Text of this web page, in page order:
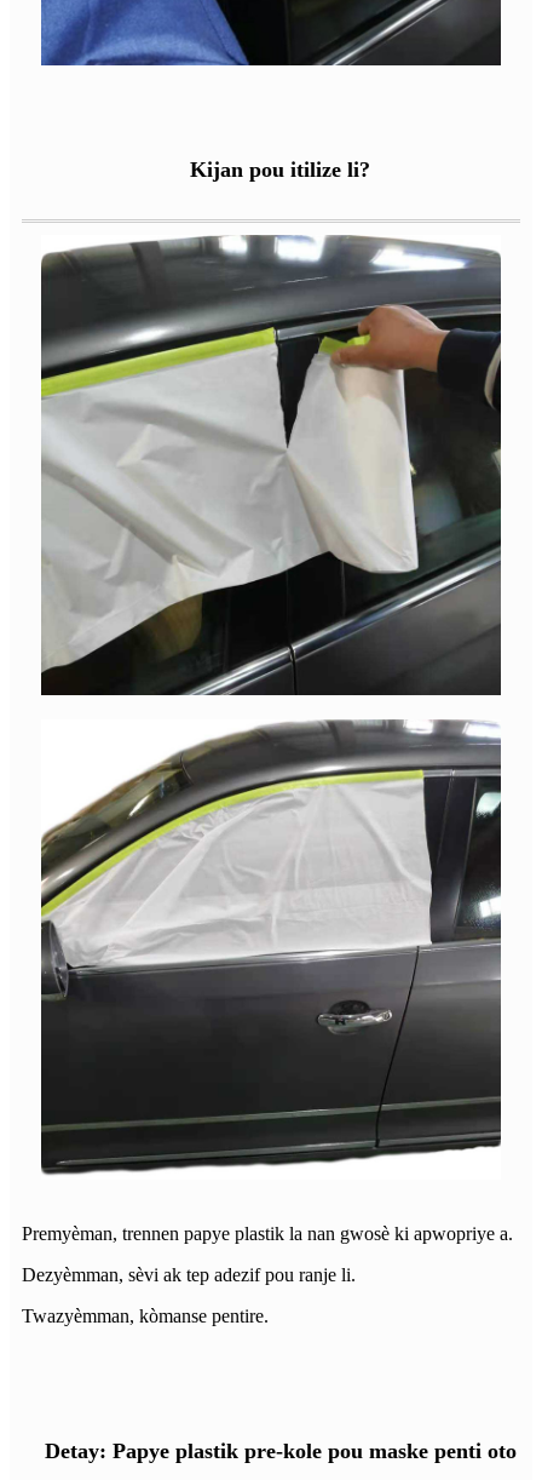
Kijan pou itilize li?
Premyèman, trennen papye plastik la nan gwosè ki apwopriye a.
Dezyèmman, sèvi ak tep adezif pou ranje li.
Twazyèmman, kòmanse pentire.
Detay: Papye plastik pre-kole pou maske penti oto